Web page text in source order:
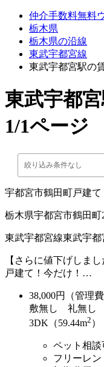
仲介手数料無料
栃木県
栃木県の沿線
東武宇都宮線
東武宇都宮駅の
東武宇都
1/1ページ
絞り込み条件なし
宇都宮市鶴田町戸建て
栃木県宇都宮市鶴田町
東武宇都宮線東武宇
【さらに値下げしま
戸建て！今だけ！…
38,000円（管理費
敷無し 礼無し
3DK（59.44m2 ）
ペット相談
フリーレン